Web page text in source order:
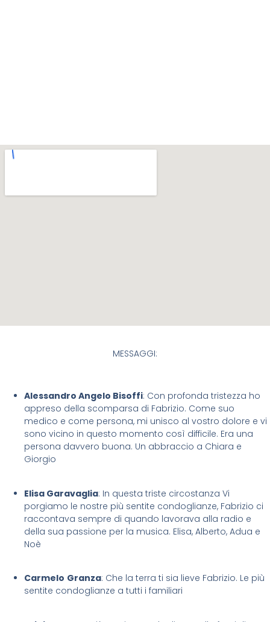
MESSAGGI:
Alessandro Angelo Bisoffi: Con profonda tristezza ho
appreso della scomparsa di Fabrizio. Come suo
medico e come persona, mi unisco al vostro dolore e vi
sono vicino in questo momento così difficile. Era una
persona davvero buona. Un abbraccio a Chiara e
Giorgio
Elisa Garavaglia: In questa triste circostanza Vi
porgiamo le nostre più sentite condoglianze, Fabrizio ci
raccontava sempre di quando lavorava alla radio e
della sua passione per la musica. Elisa, Alberto, Adua e
Noè
Carmelo Granza: Che la terra ti sia lieve Fabrizio. Le più
sentite condoglianze a tutti i familiari